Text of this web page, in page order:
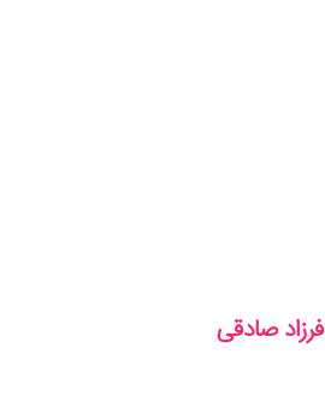
فرزاد صادقی